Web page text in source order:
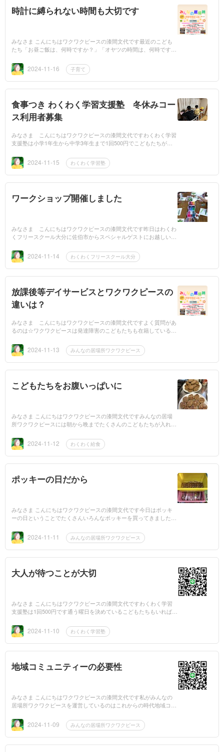
時計に縛られない時間も大切です
みなさま こんにちはワクワクピースの漆間文代です最近のこども
たち「お昼ご飯は、何時ですか？」「オヤツの時間は、何時です
したらよいで...
2024-11-16 子育て
食事つき わくわく学習支援塾 冬休みコー
ス利用者募集
みなさま こんにちはワクワクピースの漆間文代ですわくわく学習
支援塾は小学1年生から中学3年生まで1回500円でこどもたちが利
苦手... 2024-11-15 わくわく学習塾
ワークショップ開催しました
みなさま こんにちはワクワクピースの漆間文代です昨日はわくわ
くフリースクール大分に佐伯市からスペシャルゲストにお越しいた
験でし...2024-11-14 わくわくフリースクール大分
放課後等デイサービスとワクワクピースの
違いは？
みなさま こんにちはワクワクピースの漆間文代ですよく質問があ
るのは☆ワクワクピースは発達障害のこどもたちも在籍しているの
か？☆みん...2024-11-13 みんなの居場所ワクワクピース
こどもたちをお腹いっぱいに
みなさま こんにちはワクワクピースの漆間文代ですみんなの居場
所ワクワクピースには朝から晩までたくさんのこどもたちが入れ代
無くす...2024-11-12 わくわく給食
ポッキーの日だから
みなさま こんにちはワクワクピースの漆間文代です今日はポッキ
ーの日ということでたくさんいろんなポッキーを買ってきましたわ
うこどもた...2024-11-11 みんなの居場所ワクワクピース
大人が待つことが大切
みなさま こんにちはワクワクピースの漆間文代ですわくわく学習
支援塾は1回500円です通う曜日を決めているこどもたちもいれば来
慣作り...2024-11-10 わくわく学習塾
地域コミュニティーの必要性
みなさま こんにちはワクワクピースの漆間文代です私がみんなの
居場所ワクワクピースを運営しているのはこれからの時代地域コミ
ぜなら...2024-11-09 みんなの居場所ワクワクピース